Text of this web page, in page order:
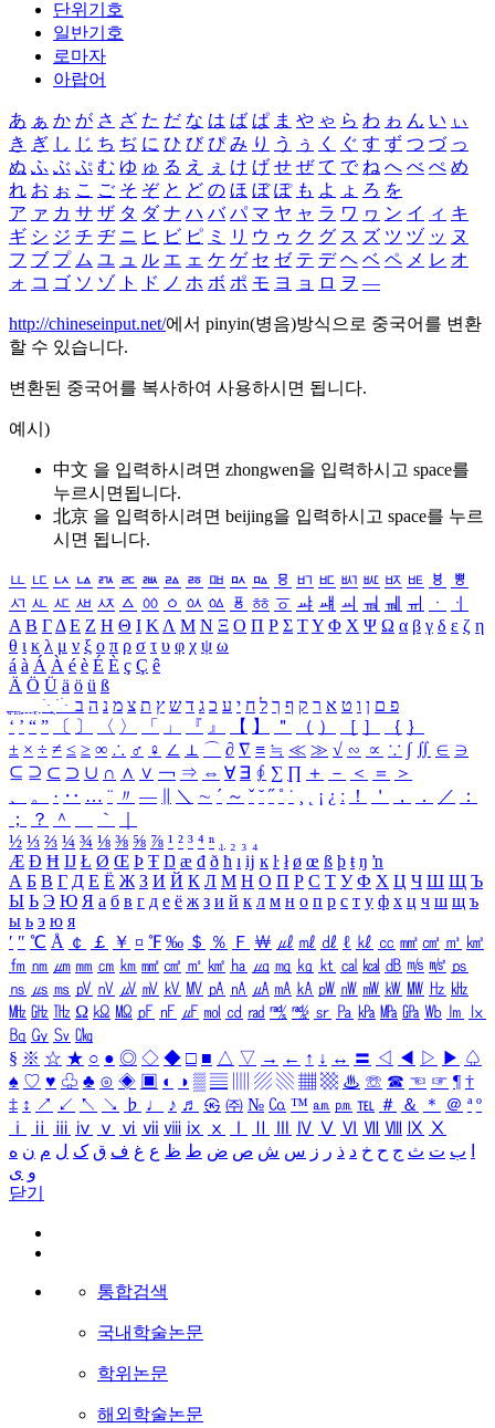
단위기호
일반기호
로마자
아랍어
あ ぁ か が さ ざ た だ な は ば ぱ ま や ゃ ら わ ゎ ん い ぃ
き ぎ し じ ち ぢ に ひ び ぴ み り う ぅ く ぐ す ず つ づ っ
ぬ ふ ぶ ぷ む ゆ ゅ る え ぇ け げ せ ぜ て で ね へ べ ぺ め
れ お ぉ こ ご そ ぞ と ど の ほ ぼ ぽ も よ ょ ろ を
ア ァ カ サ ザ タ ダ ナ ハ バ パ マ ヤ ャ ラ ワ ヮ ン イ ィ キ
ギ シ ジ チ ヂ ニ ヒ ビ ピ ミ リ ウ ゥ ク グ ス ズ ツ ヅ ッ ヌ
フ ブ プ ム ユ ュ ル エ ェ ケ ゲ セ ゼ テ デ ヘ ベ ペ メ レ オ
ォ コ ゴ ソ ゾ ト ド ノ ホ ボ ポ モ ヨ ョ ロ ヲ ―
http://chineseinput.net/에서 pinyin(병음)방식으로 중국어를 변환
할 수 있습니다.
변환된 중국어를 복사하여 사용하시면 됩니다.
예시)
中文 을 입력하시려면 zhongwen을 입력하시고 space를
누르시면됩니다.
北京 을 입력하시려면 beijing을 입력하시고 space를 누르
시면 됩니다.
ㅥ ㅦ ㅧ ㅨ ㅩ ㅪ ㅫ ㅬ ㅭ ㅮ ㅯ ㅰ ㅱ ㅲ ㅳ ㅴ ㅵ ㅶ ㅷ ㅸ
ㅹ
ㅺ ㅻ ㅼ ㅽ ㅾ ㅿ ㆀ ㆁ ㆂ ㆃ ㆄ ㆅ ㆆ ㆇ ㆈ ㆉ ㆊ ㆋ ㆌ ㆍ
ㆎ
Α Β ΓΔ Ε Ζ Η Θ Ι ΚΛ Μ Ν Ξ Ο Π Ρ Σ ΤΥ Φ Χ Ψ Ω α β γ δ ε ζ η
θ ι κ λ μ ν ξ ο π ρ σ τ υ φ χ ψ ω
á à Á À é è É È ç Ç ê
Ä Ö Ü ä ö ü ß
ִֶֹ ֻּ ׁׂ פ ם ן ו ט א ר ק ף ך ל ח י ע כ ג ד ש ץ ת צ מ נ ה ב
‘ ’ “ ” 〔 〕 〈 〉 「 」 『 』 【 】 ＂ （ ） ［ ］ ｛ ｝
± × ÷ ≠ ≤ ≥ ∞ ∴ ♂ ♀ ∠ ⊥ ⌒ ∂ ∇ ≡ ≒ ≪ ≫ √ ∽ ∝ ∵ ∫ ∬ ∈ ∋
⊆ ⊇ ⊂ ⊃ ∪ ∩ ∧ ∨ ￢ ⇒ ⇔ ∀ ∃ ∮ ∑ ∏ ＋ － ＜ ＝
＞
、
。 · ‥ … ¨ 〃 ― ＼ ∼ ´ ～ ˇ ˘ ˝ ˚ ˙ ¸ ¡ ¿ ː ！ ＇ ， ． ／
：
；
？ ＾ ｀
½ ⅓ ⅔ ¼ ¾ ⅛ ⅜ ⅝ ⅞ ¹ ² ³ ⁴ ⁿ ₁ ₂ ₃ ₄
Æ Ð Ħ Ĳ Ł Ø Œ Þ Ŧ Ŋ æ đ ð ħ ı ĳ ĸ ŀ ł ø œ ß þ ŧ ŋ ŉ
А Б В Г Д Е Ё Ж З И Й К Л М Н О П Р С Т У Ф Х Ц Ч Ш Щ Ъ
Ы Ь Э Ю Я а б в г д е ё ж з и й к л м н о п р с т у ф х ц ч ш щ ъ
ы ь э ю я
′ ″ ℃ Å ￠ ￡ ￥ ¤ ℉ ‰ ＄ ％ Ｆ ￦ ㎕ ㎖ ㎗ ℓ ㎘ ㏄ ㎣ ㎤ ㎥ ㎦
㎙ ㎚ ㎛ ㎜ ㎝ ㎞ ㎟ ㎠ ㎡ ㎢ ㏊ ㎍ ㎎ ㎏ ㏏ ㎈ ㎉ ㏈ ㎧ ㎨ ㎰
㎱ ㎲ ㎳ ㎴ ㎵ ㎶ ㎷ ㎸ ㎹ ㎀ ㎁ ㎂ ㎃ ㎄ ㎺ ㎻ ㎽ ㎾ ㎿ ㎐ ㎑
㎒ ㎓ ㎔ Ω ㏀ ㏁ ㎊ ㎋ ㎌ ㏖ ㏅ ㎭ ㎮ ㎯ ㏛ ㎩ ㎪ ㎫ ㎬ ㏝ ㏐
㏓
㏃ ㏉ ㏜ ㏆
§ ※ ☆ ★ ○ ● ◎ ◇ ◆ □ ■ △ ▽ → ← ↑ ↓ ↔ 〓 ◁ ◀ ▷ ▶ ♤
♠ ♡ ♥ ♧ ♣ ⊙ ◈ ▣ ◐ ◑ ▒ ▤ ▨ ▧ ▦ ▩ ♨ ☏ ☎ ☜ ☞ ¶ †
‡ ↕ ↗ ↙ ↖ ↘ ♭ ♩ ♪ ♬ ㉿ ㈜ № ㏇ ™ ㏂ ㏘ ℡ ＃ ＆ ＊ ＠ ª º
ⅰ
ⅱ ⅲ ⅳ ⅴ ⅵ ⅶ ⅷ ⅸ ⅹ Ⅳ Ⅴ Ⅵ Ⅶ Ⅷ Ⅸ Ⅹ
ب ت ث ج ح خ د ذ ر ز س ش ص ض ط ظ ع غ ف ق ک ل م ن ه
و ی
닫기
통합검색
국내학술논문
학위논문
해외학술논문